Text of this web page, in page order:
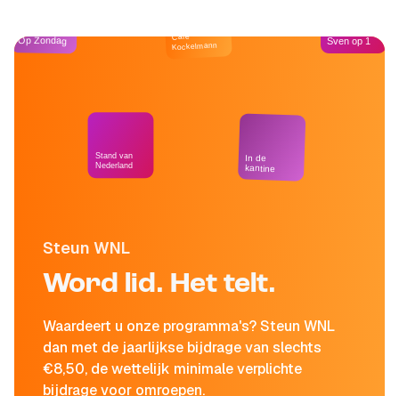
Steun WNL
Word lid. Het telt.
Waardeert u onze programma's? Steun WNL
dan met de jaarlijkse bijdrage van slechts
€8,50, de wettelijk minimale verplichte
bijdrage voor omroepen.
Op Zondag
Stand van
Nederland
Café
Kockelmann
In de
kantine
Sven op 1